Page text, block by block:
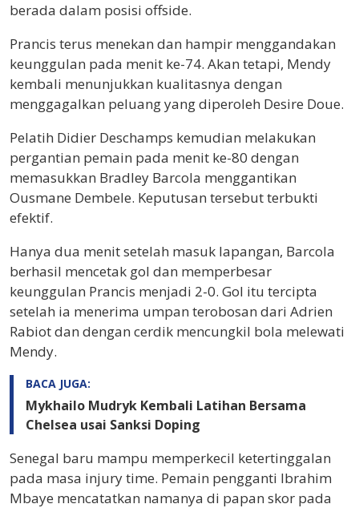
berada dalam posisi offside.
Prancis terus menekan dan hampir menggandakan
keunggulan pada menit ke-74. Akan tetapi, Mendy
kembali menunjukkan kualitasnya dengan
menggagalkan peluang yang diperoleh Desire Doue.
Pelatih Didier Deschamps kemudian melakukan
pergantian pemain pada menit ke-80 dengan
memasukkan Bradley Barcola menggantikan
Ousmane Dembele. Keputusan tersebut terbukti
efektif.
Hanya dua menit setelah masuk lapangan, Barcola
berhasil mencetak gol dan memperbesar
keunggulan Prancis menjadi 2-0. Gol itu tercipta
setelah ia menerima umpan terobosan dari Adrien
Rabiot dan dengan cerdik mencungkil bola melewati
Mendy.
BACA JUGA:
Mykhailo Mudryk Kembali Latihan Bersama
Chelsea usai Sanksi Doping
Senegal baru mampu memperkecil ketertinggalan
pada masa injury time. Pemain pengganti Ibrahim
Mbaye mencatatkan namanya di papan skor pada